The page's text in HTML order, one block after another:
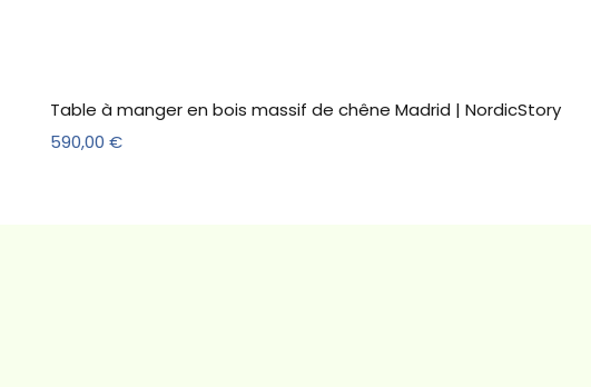
Table à manger en bois massif de chêne Madrid | NordicStory
Prix
590,00 €